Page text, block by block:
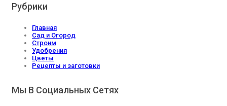
Рубрики
Главная
Сад и Огород
Строим
Удобрения
Цветы
Рецепты и заготовки
Мы В Социальных Сетях